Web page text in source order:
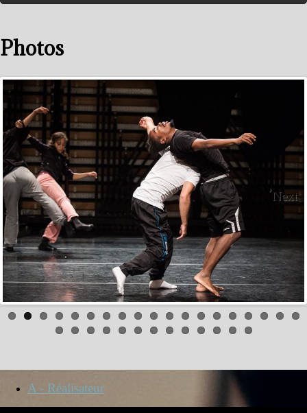
Photos
Next
A - Réalisateur